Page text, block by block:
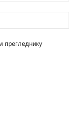
прегледнику